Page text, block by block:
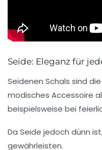
Seide: Eleganz für
Seidenen Schals sind
modisches Accessoire
beispielsweise bei
Da Seide jedoch dünn
gewährleisten.